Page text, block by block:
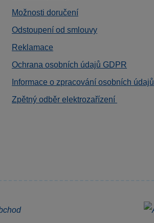
Možnosti doručení
Odstoupení od smlouvy
Reklamace
Ochrana osobních údajů GDPR
Informace o zpracování osobních údajů
Zpětný odběr elektrozařízení